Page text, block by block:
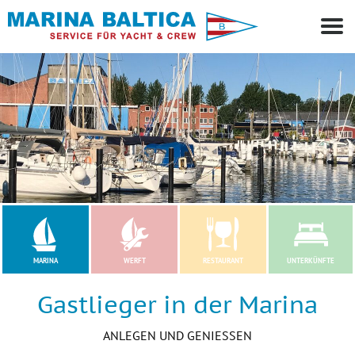
MARINA WERFT RESTAURANT UNTERKÜNFTE
Gastlieger in der Marina
ANLEGEN UND GENIESSEN